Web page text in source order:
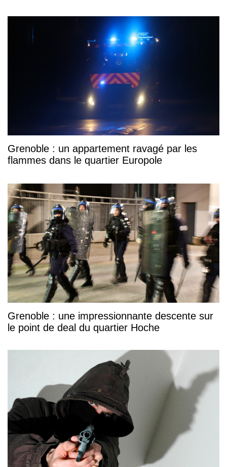
Grenoble : un appartement ravagé par les
flammes dans le quartier Europole
Grenoble : une impressionnante descente sur
le point de deal du quartier Hoche